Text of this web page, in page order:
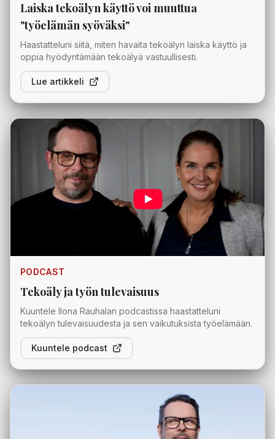
Laiska tekoälyn käyttö voi muuttua
"työelämän syöväksi"
Haastatteluni siitä, miten havaita tekoälyn laiska käyttö ja
oppia hyödyntämään tekoälyä vastuullisesti.
Lue artikkeli
PODCAST
Tekoäly ja työn tulevaisuus
Kuuntele Ilona Rauhalan podcastissa haastatteluni
tekoälyn tulevaisuudesta ja sen vaikutuksista työelämään.
Kuuntele podcast